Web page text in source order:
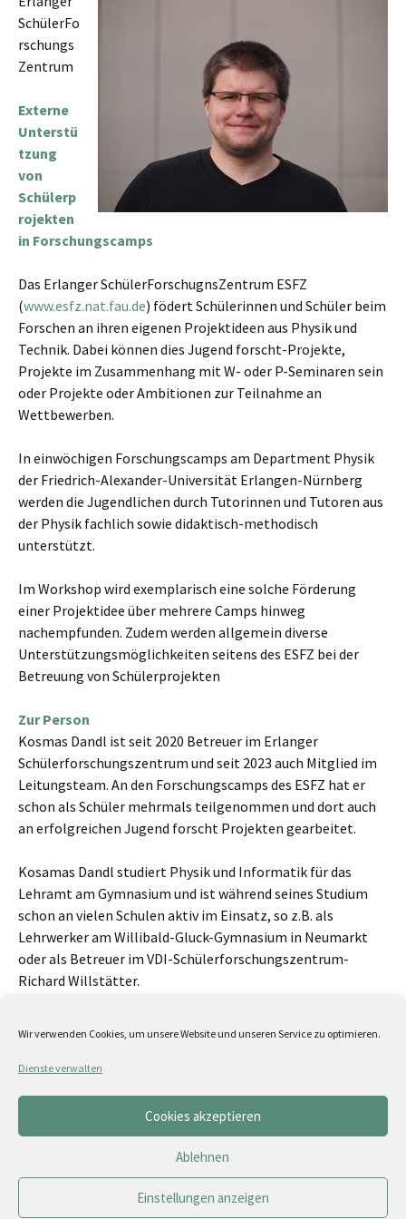
Wir verwenden Cookies, um unsere Website und unseren Service zu optimieren.
Dienste verwalten
Cookies akzeptieren
Ablehnen
Einstellungen anzeigen
SchülerFo
rschungs
Zentrum
Externe
Unterstü
tzung
von
Schülerp
rojekten
in Forschungscamps
Das Erlanger SchülerForschugnsZentrum ESFZ
(www.esfz.nat.fau.de) födert Schülerinnen und Schüler beim
Forschen an ihren eigenen Projektideen aus Physik und
Technik. Dabei können dies Jugend forscht-Projekte,
Projekte im Zusammenhang mit W- oder P-Seminaren sein
oder Projekte oder Ambitionen zur Teilnahme an
Wettbewerben.
In einwöchigen Forschungscamps am Department Physik
der Friedrich-Alexander-Universität Erlangen-Nürnberg
werden die Jugendlichen durch Tutorinnen und Tutoren aus
der Physik fachlich sowie didaktisch-methodisch
unterstützt.
Im Workshop wird exemplarisch eine solche Förderung
einer Projektidee über mehrere Camps hinweg
nachempfunden. Zudem werden allgemein diverse
Unterstützungsmöglichkeiten seitens des ESFZ bei der
Betreuung von Schülerprojekten
Zur Person
Kosmas Dandl ist seit 2020 Betreuer im Erlanger
Schülerforschungszentrum und seit 2023 auch Mitglied im
Leitungsteam. An den Forschungscamps des ESFZ hat er
schon als Schüler mehrmals teilgenommen und dort auch
an erfolgreichen Jugend forscht Projekten gearbeitet.
Kosamas Dandl studiert Physik und Informatik für das
Lehramt am Gymnasium und ist während seines Studium
schon an vielen Schulen aktiv im Einsatz, so z.B. als
Lehrwerker am Willibald-Gluck-Gymnasium in Neumarkt
oder als Betreuer im VDI-Schülerforschungszentrum-
Richard Willstätter.
technische Projekte gibt er gerne an Lehrkräfte und
Jugendliche weiter.
Förderer & Sponsoren|Medienpartner